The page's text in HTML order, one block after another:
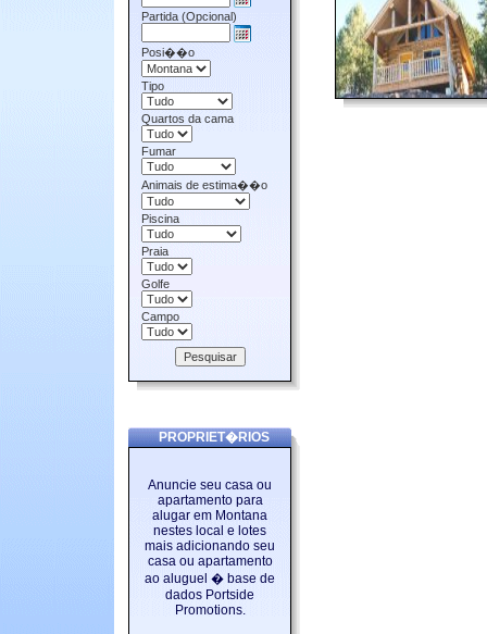
Partida (Opcional)
Posi��o
Tipo
Quartos da cama
Fumar
Animais de estima��o
Piscina
Praia
Golfe
Campo
PROPRIET�RIOS
Anuncie seu casa ou
apartamento para
alugar em Montana
nestes local e lotes
mais adicionando seu
casa ou apartamento
ao aluguel � base de
dados Portside
Promotions.